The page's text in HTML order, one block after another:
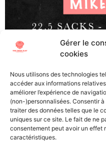
Gérer le
cookies
Nous utilisons des technologies
accéder aux informations
améliorer l’expérience de
(non-)personnalisées. Consentir
traiter des données telles que le
uniques sur ce site. Le fait de ne
consentement peut avoir un effet
caractéristiques.
Mike Green, EDGE,
approche à grand pas et
abord semblait manquer
Play s’est à nouveau
pouvoir vous proposer
qui porteront bientôt le